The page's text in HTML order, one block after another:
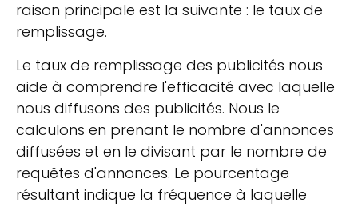
raison principale est la suivante : le taux de
remplissage.
Le taux de remplissage des publicités nous
aide à comprendre l'efficacité avec laquelle
nous diffusons des publicités. Nous le
calculons en prenant le nombre d'annonces
diffusées et en le divisant par le nombre de
requêtes d'annonces. Le pourcentage
résultant indique la fréquence à laquelle